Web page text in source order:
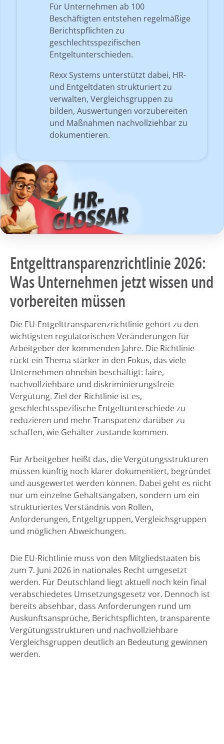
Für Unternehmen ab 100
Beschäftigten entstehen regelmäßige
Berichtspflichten zu
geschlechtsspezifischen
Entgeltunterschieden.
Rexx Systems unterstützt dabei, HR-
und Entgeltdaten strukturiert zu
verwalten, Vergleichsgruppen zu
bilden, Auswertungen vorzubereiten
und Maßnahmen nachvollziehbar zu
dokumentieren.
Entgelttransparenzrichtlinie 2026:
Was Unternehmen jetzt wissen und
vorbereiten müssen
Die EU-Entgelttransparenzrichtlinie gehört zu den
wichtigsten regulatorischen Veränderungen für
Arbeitgeber der kommenden Jahre. Die Richtlinie
rückt ein Thema stärker in den Fokus, das viele
Unternehmen ohnehin beschäftigt: faire,
nachvollziehbare und diskriminierungsfreie
Vergütung. Ziel der Richtlinie ist es,
geschlechtsspezifische Entgeltunterschiede zu
reduzieren und mehr Transparenz darüber zu
schaffen, wie Gehälter zustande kommen.
Für Arbeitgeber heißt das, die Vergütungsstrukturen
müssen künftig noch klarer dokumentiert, begründet
und ausgewertet werden können. Dabei geht es nicht
nur um einzelne Gehaltsangaben, sondern um ein
strukturiertes Verständnis von Rollen,
Anforderungen, Entgeltgruppen, Vergleichsgruppen
und möglichen Abweichungen.
Die EU-Richtlinie muss von den Mitgliedstaaten bis
zum 7. Juni 2026 in nationales Recht umgesetzt
werden. Für Deutschland liegt aktuell noch kein final
verabschiedetes Umsetzungsgesetz vor. Dennoch ist
bereits absehbar, dass Anforderungen rund um
Auskunftsansprüche, Berichtspflichten, transparente
Vergütungsstrukturen und nachvollziehbare
Vergleichsgruppen deutlich an Bedeutung gewinnen
werden.